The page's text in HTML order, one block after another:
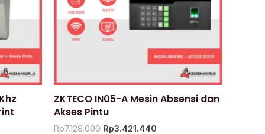
ZKTECO IN05-A Mesin Absensi dan
Akses Pintu
Rp7.128.000 Rp3.421.440